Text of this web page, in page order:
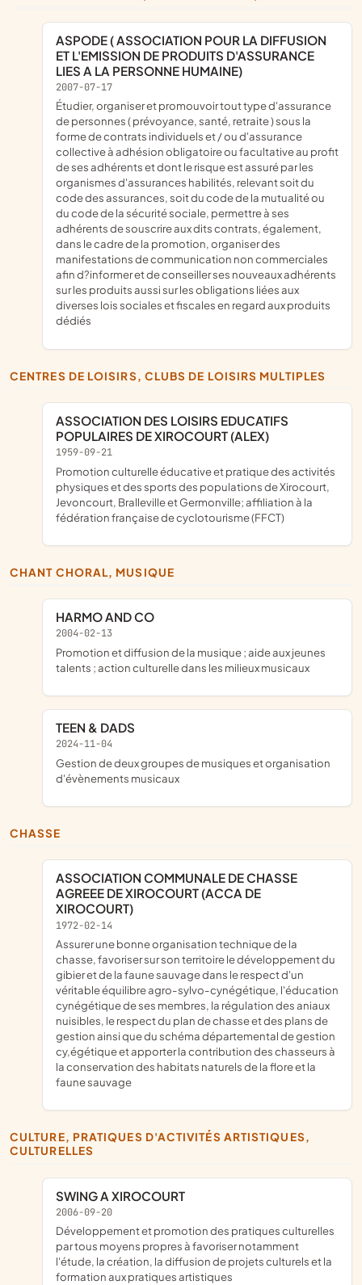
ASPODE ( ASSOCIATION POUR LA DIFFUSION
ET L'EMISSION DE PRODUITS D'ASSURANCE
LIES A LA PERSONNE HUMAINE)
2007-07-17
étudier, organiser et promouvoir tout type d'assurance
de personnes ( prévoyance, santé, retraite ) sous la
forme de contrats individuels et / ou d'assurance
collective à adhésion obligatoire ou facultative au profit
de ses adhérents et dont le risque est assuré par les
organismes d'assurances habilités, relevant soit du
code des assurances, soit du code de la mutualité ou
du code de la sécurité sociale, permettre à ses
adhérents de souscrire aux dits contrats, également,
dans le cadre de la promotion, organiser des
manifestations de communication non commerciales
afin d?informer et de conseiller ses nouveaux adhérents
sur les produits aussi sur les obligations liées aux
diverses lois sociales et fiscales en regard aux produits
dédiés
CENTRES DE LOISIRS, CLUBS DE LOISIRS MULTIPLES
ASSOCIATION DES LOISIRS EDUCATIFS
POPULAIRES DE XIROCOURT (ALEX)
1959-09-21
promotion culturelle éducative et pratique des activités
physiques et des sports des populations de Xirocourt,
Jevoncourt, Bralleville et Germonville; affiliation à la
fédération française de cyclotourisme (FFCT)
CHANT CHORAL, MUSIQUE
HARMO AND CO
2004-02-13
promotion et diffusion de la musique ; aide aux jeunes
talents ; action culturelle dans les milieux musicaux
TEEN & DADS
2024-11-04
gestion de deux groupes de musiques et organisation
d'évènements musicaux
CHASSE
ASSOCIATION COMMUNALE DE CHASSE
AGREEE DE XIROCOURT (ACCA DE
XIROCOURT)
1972-02-14
assurer une bonne organisation technique de la
chasse, favoriser sur son territoire le développement du
gibier et de la faune sauvage dans le respect d'un
véritable équilibre agro-sylvo-cynégétique, l'éducation
cynégétique de ses membres, la régulation des aniaux
nuisibles, le respect du plan de chasse et des plans de
gestion ainsi que du schéma départemental de gestion
cy,égétique et apporter la contribution des chasseurs à
la conservation des habitats naturels de la flore et la
faune sauvage
CULTURE, PRATIQUES D'ACTIVITÉS ARTISTIQUES,
CULTURELLES
SWING A XIROCOURT
2006-09-20
développement et promotion des pratiques culturelles
par tous moyens propres à favoriser notamment
l'étude, la création, la diffusion de projets culturels et la
formation aux pratiques artistiques